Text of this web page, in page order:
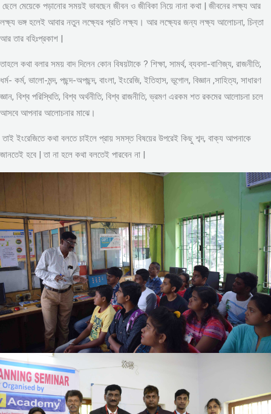
ছেলে মেয়েকে পড়ানোর সময়ই ভাবছেন জীবন ও জীবিকা নিয়ে নানা কথা | জীবনের লক্ষ্য আর
লক্ষ্য ভঙ্গ হলেই আবার নতুন লক্ষ্যের প্রতি লক্ষ্য। আর লক্ষ্যের জন্য লক্ষ্য আলোচনা, চিন্তা
আর তার বহিঃপ্রকাশ |
তাহলে কথা বলার সময় বাদ দিলেন কোন বিষয়টাকে ? শিক্ষা, সামর্থ, ব্যবসা-বাণিজ্য, রাজনীতি,
ধর্ম- কর্ম, ভালো-মন্দ, পছন্দ-অপছন্দ, বাংলা, ইংরেজি, ইতিহাস, ভূগোল, বিজ্ঞান ,সাহিত্য, সাধারণ
জ্ঞান, বিশ্ব পরিস্থিতি, বিশ্ব অর্থনীতি, বিশ্ব রাজনীতি, ভ্রমণ এরকম শত রকমের আলোচনা চলে
আসবে আপনার আলোচনার মাঝে।
তাই ইংরেজিতে কথা বলতে চাইলে প্রায় সমস্ত বিষয়ের উপরেই কিছু শব্দ, বাক্য আপনাকে
জানতেই হবে | তা না হলে কথা বলতেই পারবেন না |